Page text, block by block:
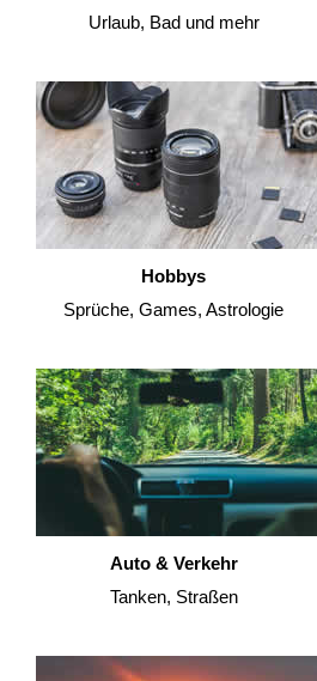
Urlaub, Bad und mehr
Hobbys
Sprüche, Games, Astrologie
Auto & Verkehr
Tanken, Straßen